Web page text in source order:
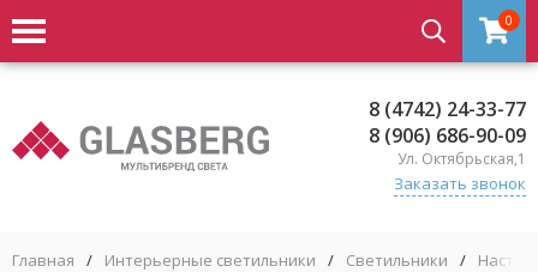
0
8 (4742) 24-33-77
8 (906) 686-90-09
Ул. Октябрьская,1
Заказать звонок
Главная / Интерьерные светильники / Светильники /